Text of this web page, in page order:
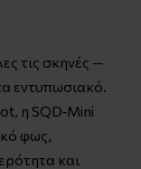
τις σκηνές —
εντυπωσιακό.
η SQD‑Mini
φως,
και